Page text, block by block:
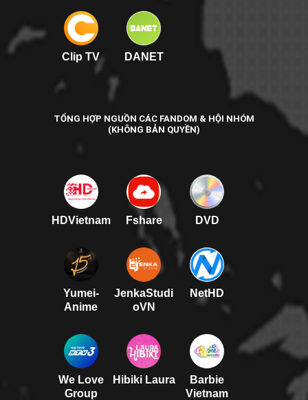
Clip TV DANET
TỔNG HỢP NGUỒN CÁC FANDOM & HỘI NHÓM
(KHÔNG BẢN QUYỀN)
HDVietnam Fshare DVD
Yumei-
Anime
JenkaStudi
oVN
NetHD
We Love
Group
Hibiki Laura
Barbie
Vietnam